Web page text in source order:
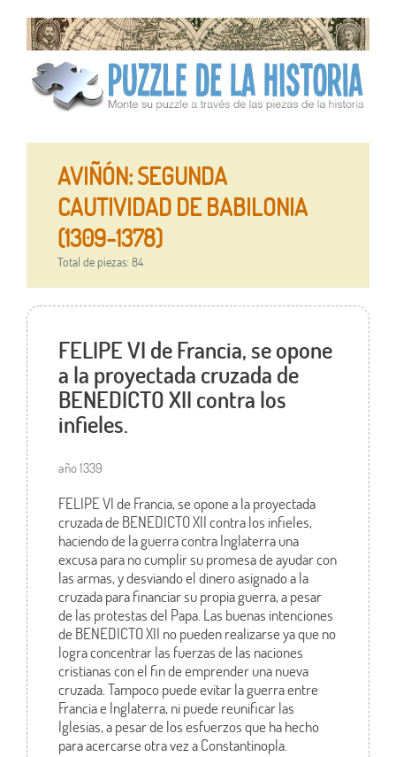
AVIÑÓN: SEGUNDA
CAUTIVIDAD DE BABILONIA
(1309-1378)
Total de piezas: 84
FELIPE VI de Francia, se opone
a la proyectada cruzada de
BENEDICTO XII contra los
infieles.
año 1339
FELIPE VI de Francia, se opone a la proyectada
cruzada de BENEDICTO XII contra los infieles,
haciendo de la guerra contra Inglaterra una
excusa para no cumplir su promesa de ayudar con
las armas, y desviando el dinero asignado a la
cruzada para financiar su propia guerra, a pesar
de las protestas del Papa. Las buenas intenciones
de BENEDICTO XII no pueden realizarse ya que no
logra concentrar las fuerzas de las naciones
cristianas con el fin de emprender una nueva
cruzada. Tampoco puede evitar la guerra entre
Francia e Inglaterra, ni puede reunificar las
Iglesias, a pesar de los esfuerzos que ha hecho
para acercarse otra vez a Constantinopla.